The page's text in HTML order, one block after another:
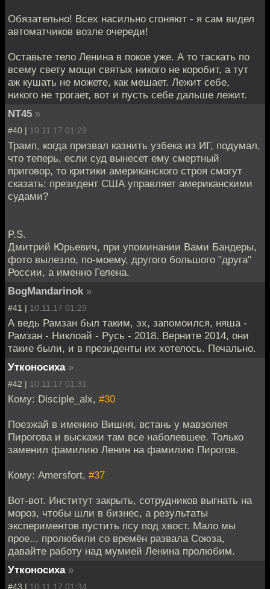
Обязательно! Всех насильно сгоняют - я сам видел
автоматчиков возле очереди!
Оставьте тело Ленина в покое уже. А то таскать по
всему свету мощи святых никого не коробит, а тут
аж кушать не можете, как мешает. Лежит себе,
никого не трогает, вот и пусть себе дальше лежит.
NT45 »
#40 | 10.11.17 01:29
Трамп, когда призвал казнить узбека из ИГ, подумал,
что теперь, если суд вынесет ему смертный
приговор, то критики американского строя смогут
сказать: президент США управляет американскими
судами?
P.S.
Дмитрий Юрьевич, при упоминании Вами Бандеры,
фото вылезло, по-моему, другого большого "друга"
России, а именно Гелена.
BogMandarinok »
#41 | 10.11.17 01:29
А ведь Рамзан был таким, эх, запомоился, няша -
Рамзан - Никлоай - Русь - 2018. Верните 2014, они
такие были, и в президенты их хотелось. Печально.
Утконосиха »
#42 | 10.11.17 01:31
Кому: Disciple_alx, #30
Поезжай в имению Вишня, встань у мавзолея
Пирогова и выскажи там все наболевшее. Только
заменил фамилию Ленин на фамилию Пирогов.
Кому: Amersfort, #37
Вот-вот. Институт закрыть, сотрудников выгнать на
мороз, чтобы шли в бизнес, а результаты
экспериментов пустить псу под хвост. Мало мы
прое... пролюбили со времён развала Союза,
давайте работу над мумией Ленина пролюбим.
Утконосиха »
#43 | 10.11.17 01:34